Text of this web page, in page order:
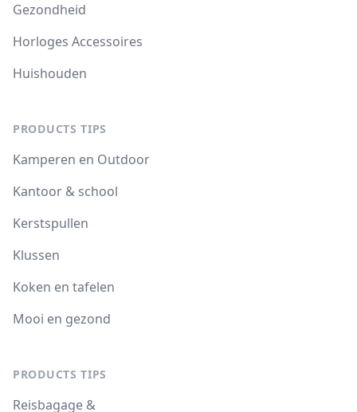
Gezondheid
Horloges Accessoires
Huishouden
PRODUCTS TIPS
Kamperen en Outdoor
Kantoor & school
Kerstspullen
Klussen
Koken en tafelen
Mooi en gezond
PRODUCTS TIPS
Reisbagage &